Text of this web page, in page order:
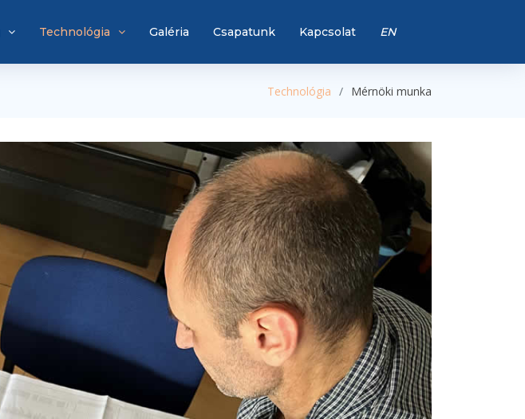
EN
Technológia Galéria Csapatunk Kapcsolat
Technológia Mérnöki munka